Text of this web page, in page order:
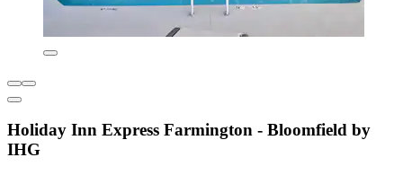
Holiday Inn Express Farmington - Bloomfield by
IHG